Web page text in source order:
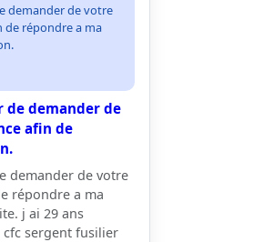
demander de votre
de répondre a ma
de demander de
afin de
demander de votre
répondre a ma
j ai 29 ans
cfc sergent fusilier